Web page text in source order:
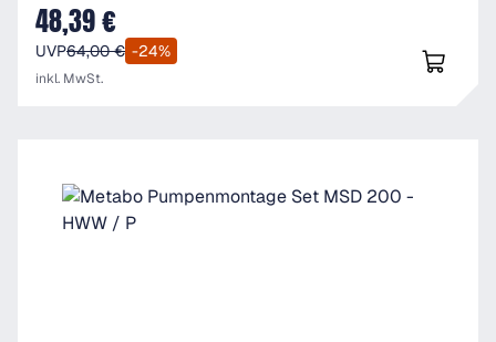
Verkaufspreis:
48,39 €
UVP64,00 € -24%
inkl. MwSt.